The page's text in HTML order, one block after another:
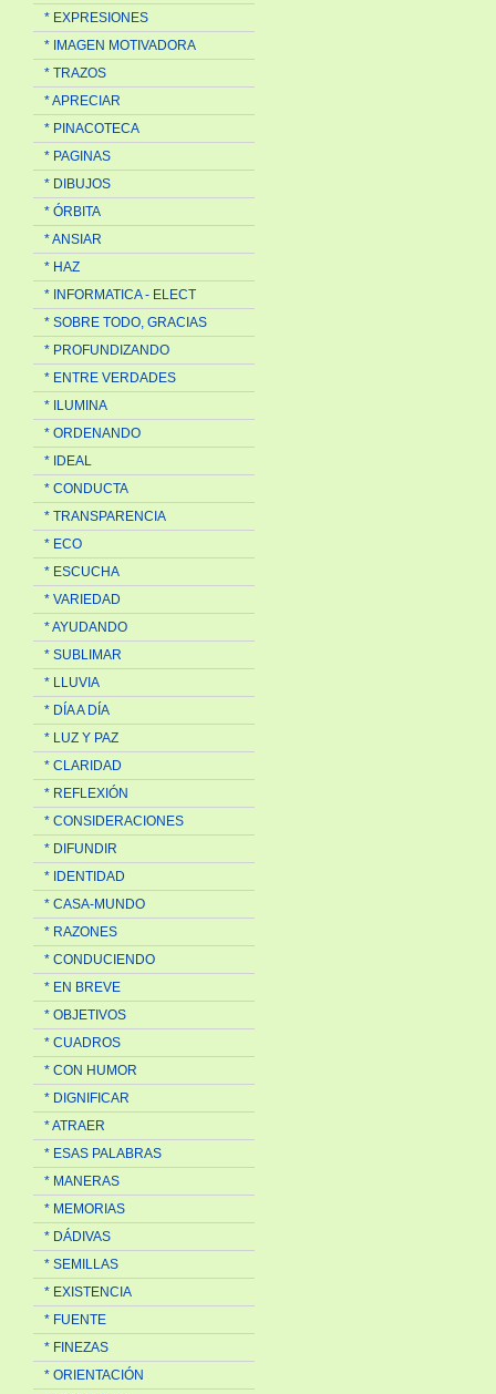
* EXPRESIONES
* IMAGEN MOTIVADORA
* TRAZOS
* APRECIAR
* PINACOTECA
* PAGINAS
* DIBUJOS
* ÓRBITA
* ANSIAR
* HAZ
* INFORMATICA - ELECT
* SOBRE TODO, GRACIAS
* PROFUNDIZANDO
* ENTRE VERDADES
* ILUMINA
* ORDENANDO
* IDEAL
* CONDUCTA
* TRANSPARENCIA
* ECO
* ESCUCHA
* VARIEDAD
* AYUDANDO
* SUBLIMAR
* LLUVIA
* DÍA A DÍA
* LUZ Y PAZ
* CLARIDAD
* REFLEXIÓN
* CONSIDERACIONES
* DIFUNDIR
* IDENTIDAD
* CASA-MUNDO
* RAZONES
* CONDUCIENDO
* EN BREVE
* OBJETIVOS
* CUADROS
* CON HUMOR
* DIGNIFICAR
* ATRAER
* ESAS PALABRAS
* MANERAS
* MEMORIAS
* DÁDIVAS
* SEMILLAS
* EXISTENCIA
* FUENTE
* FINEZAS
* ORIENTACIÓN